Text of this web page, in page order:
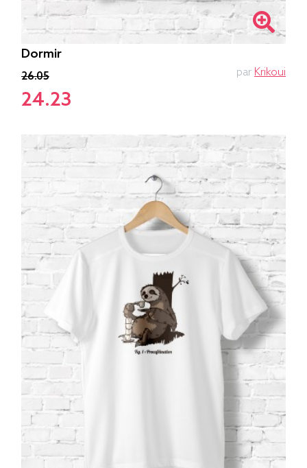
Dormir
26.05
24.23
par Krikoui